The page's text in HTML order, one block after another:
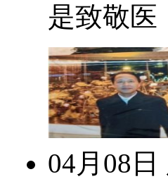
是致敬医
04月08日